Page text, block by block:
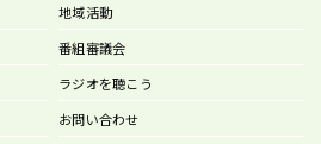
地域活動
番組審議会
ラジオを聴こう
お問い合わせ